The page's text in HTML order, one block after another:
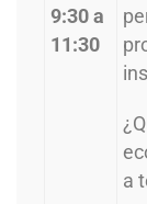
9:30 a
11:30
a